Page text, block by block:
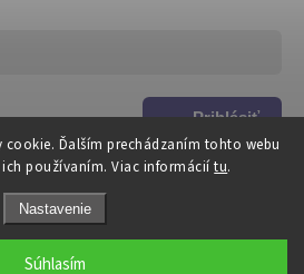
Ďalším prechádzaním tohto webu
ich používaním. Viac informáciítu.
Nastavenie
Súhlasím
Prihlásiť
sa